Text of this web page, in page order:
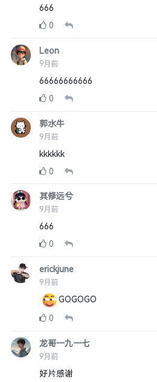
666
0
Leon
9月前
66666666666
0
郭水牛
9月前
kkkkkk
0
其修远兮
9月前
666
0
erickjune
9月前
GOGOGO
0
龙哥一九一七
9月前
好片感谢